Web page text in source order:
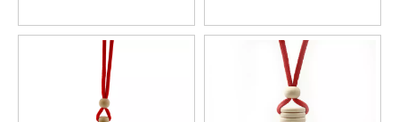
9 ml
con 3 recambios